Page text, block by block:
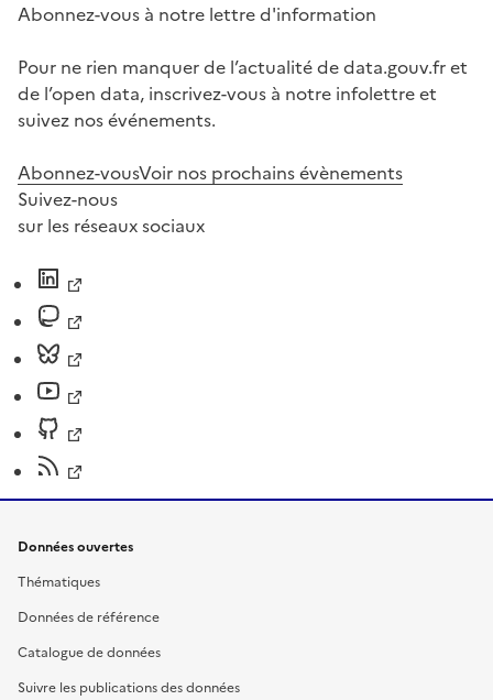
Abonnez-vous à notre lettre d'information
Pour ne rien manquer de l’actualité de data.gouv.fr et
de l’open data, inscrivez-vous à notre infolettre et
suivez nos événements.
Abonnez-vousVoir nos prochains évènements
Suivez-nous
sur les réseaux sociaux
Données ouvertes
Thématiques
Données de référence
Catalogue de données
Suivre les publications des données